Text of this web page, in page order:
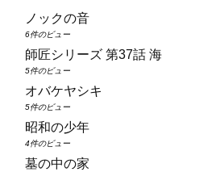
ノックの音
6件のビュー
師匠シリーズ 第37話 海
5件のビュー
オバケヤシキ
5件のビュー
昭和の少年
4件のビュー
墓の中の家